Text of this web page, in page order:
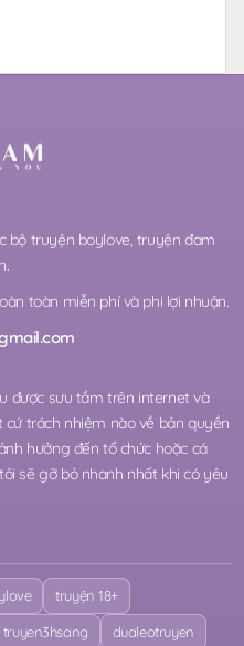
bộ truyện boylove, truyện đam
toàn miễn phí và phi lợi nhuận.
được sưu tầm trên internet và
trách nhiệm nào về bản quyền
hưởng đến tổ chức hoặc cá
sẽ gỡ bỏ nhanh nhất khi có yêu
truyện 18+
truyen3hsang dualeotruyen